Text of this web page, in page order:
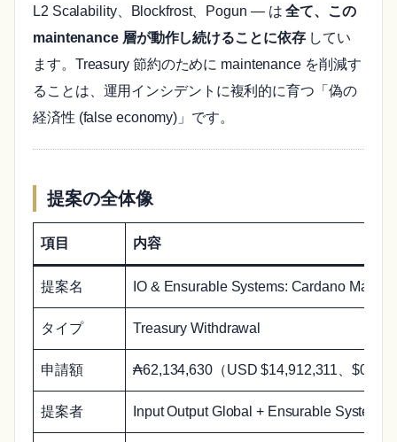
L2 Scalability、Blockfrost、Pogun — は全て、この
maintenance 層が動作し続けることに依存してい
ます。Treasury 節約のために maintenance を削減す
ることは、運用インシデントに複利的に育つ「偽の
経済性 (false economy)」です。
提案の全体像
項目 内容
提案名 IO & Ensurable Systems: Cardano
タイプ Treasury Withdrawal
申請額 ₳62,134,630（USD $14,912,311、$0.24/
提案者 Input Output Global + Ensurable Systems